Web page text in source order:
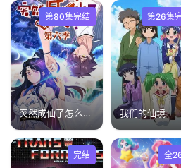
第80集完结
突然成仙了怎么办第六季
第26集
我们的仙境
完结 全